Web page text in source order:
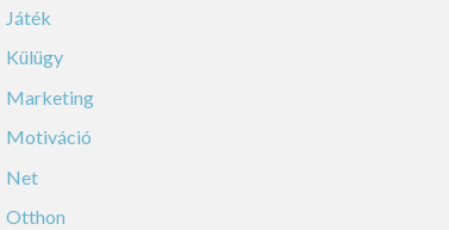
Játék
Külügy
Marketing
Motiváció
Net
Otthon